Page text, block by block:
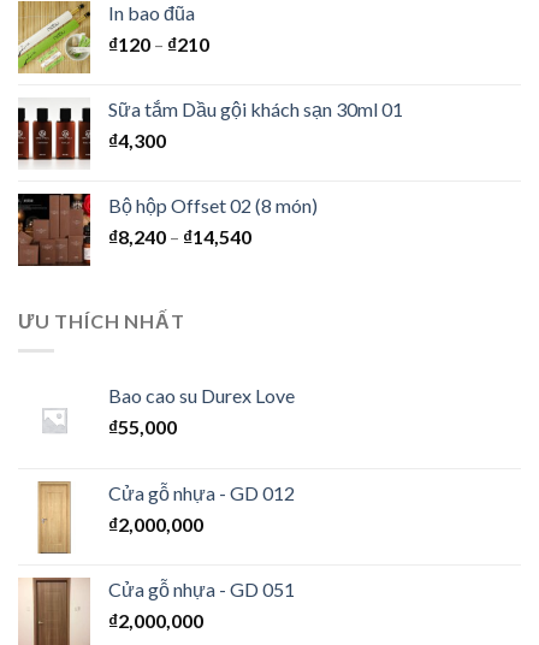
In bao đũa
₫120 – ₫210
Sữa tắm Dầu gội khách sạn 30ml 01
₫4,300
Bộ hộp Offset 02 (8 món)
₫8,240 – ₫14,540
ƯU THÍCH NHẤT
Bao cao su Durex Love
₫55,000
Cửa gỗ nhựa - GD 012
₫2,000,000
Cửa gỗ nhựa - GD 051
₫2,000,000